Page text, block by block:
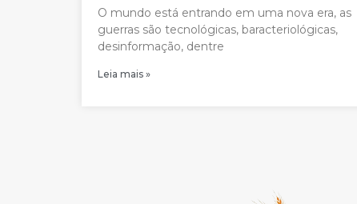
O mundo está entrando em uma nova era, as
guerras são tecnológicas, baracteriológicas,
desinformação, dentre
Leia mais »